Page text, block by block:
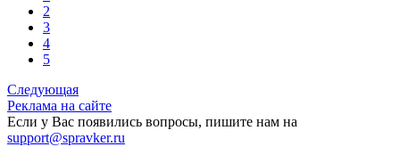
2
3
4
5
Следующая
Реклама на сайте
Если у Вас появились вопросы, пишите нам на
support@spravker.ru